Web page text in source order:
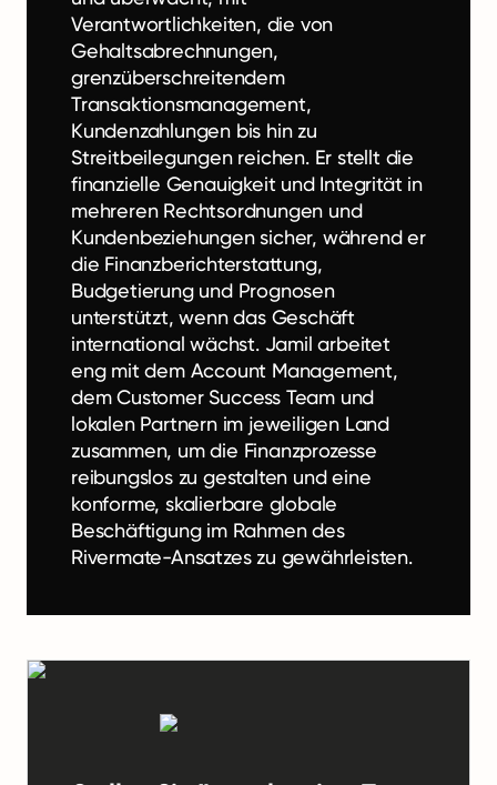
Verantwortlichkeiten, die von
Gehaltsabrechnungen,
grenzüberschreitendem
Transaktionsmanagement,
Kundenzahlungen bis hin zu
Streitbeilegungen reichen. Er stellt die
finanzielle Genauigkeit und Integrität in
mehreren Rechtsordnungen und
Kundenbeziehungen sicher, während er
die Finanzberichterstattung,
Budgetierung und Prognosen
unterstützt, wenn das Geschäft
international wächst. Jamil arbeitet
eng mit dem Account Management,
dem Customer Success Team und
lokalen Partnern im jeweiligen Land
zusammen, um die Finanzprozesse
reibungslos zu gestalten und eine
konforme, skalierbare globale
Beschäftigung im Rahmen des
Rivermate-Ansatzes zu gewährleisten.